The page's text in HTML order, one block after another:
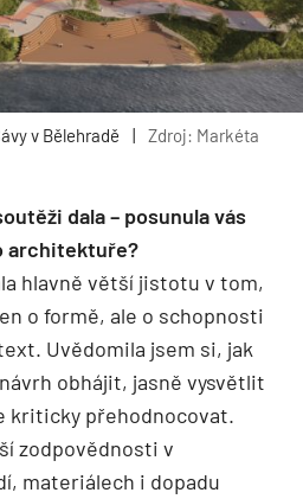
v Bělehradě |
Zdroj: Markéta
dala – posunula vás
architektuře?
hlavně větší jistotu v tom,
o formě, ale o schopnosti
Uvědomila jsem si, jak
obhájit, jasně vysvětlit
kriticky přehodnocovat.
zodpovědnosti v
materiálech i dopadu